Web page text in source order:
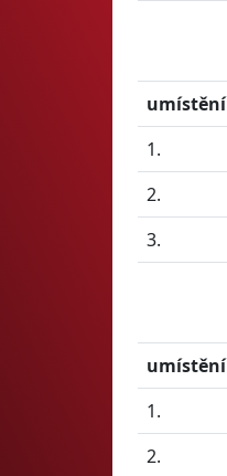
umístění
1.
2.
3.
umístění
1.
2.